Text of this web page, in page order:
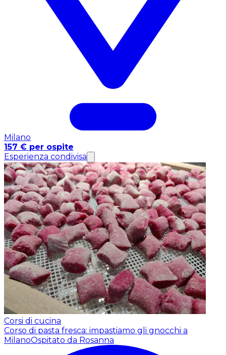
Milano
157 € per ospite
Esperienza condivisa
Corsi di cucina
Corso di pasta fresca: impastiamo gli gnocchi a
MilanoOspitato da Rosanna